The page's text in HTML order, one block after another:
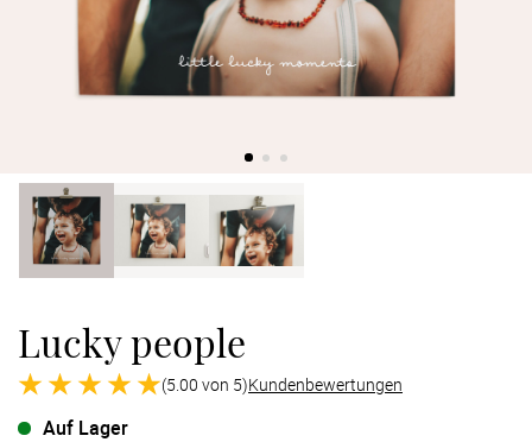
Lucky people
(5.00 von 5)Kundenbewertungen
Auf Lager